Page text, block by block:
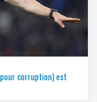
corruption) est